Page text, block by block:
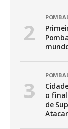
o final
de